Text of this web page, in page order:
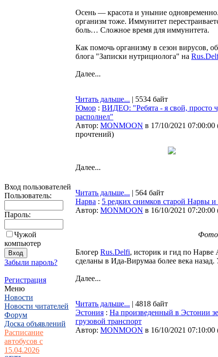
Вход пользователей
Пользователь:
Пароль:
Чужой
компьютер
Забыли пароль?
Регистрация
Меню
Новости
Новости читателей
Форум
Доска объявлений
Расписание
автобусов с
15.04.2026
Осень — красота и уныние
организм тоже. Иммунитет
боль… Сложное время для иммунитета.
Как помочь организму в сезон вирусов,
блога "Записки нутрициолога" на
Далее...
Читать дальше... | 5534 байт
Юмор : ВИДЕО: "Ребята - я свой, просто
располнел"
Автор: MONMOON в 17/10/2021 07:00:00
прочтений)
Далее...
Читать дальше... | 564 байт
Нарва : 5 редких снимков старой Нарвы
Автор: MONMOON в 16/10/2021 07:20:00
Фото
Блогер Rus.Delfi, историк и гид по
сделаны в Ида-Вирумаа более века назад.
Далее...
Читать дальше... | 4818 байт
Эстония : На произведенный в Эстонии
грузовой транспорт
Автор: MONMOON в 16/10/2021 07:10:00